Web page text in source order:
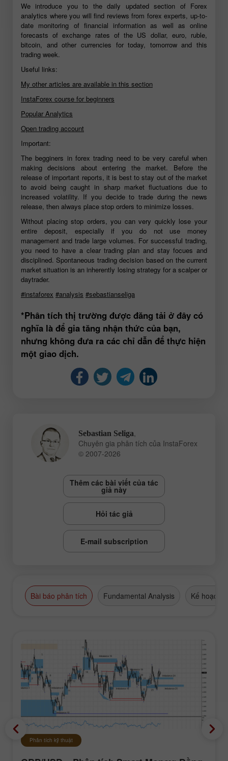
We introduce you to the daily updated section of Forex
analytics where you will find reviews from forex experts, up-to-
date monitoring of financial information as well as online
forecasts of exchange rates of the US dollar, euro, ruble,
bitcoin, and other currencies for today, tomorrow and this
trading week.
Useful links:
My other articles are available in this section
InstaForex course for beginners
Popular Analytics
Open trading account
Important:
The begginers in forex trading need to be very careful when
making decisions about entering the market. Before the
release of important reports, it is best to stay out of the market
to avoid being caught in sharp market fluctuations due to
increased volatility. If you decide to trade during the news
release, then always place stop orders to minimize losses.
Without placing stop orders, you can very quickly lose your
entire deposit, especially if you do not use money
management and trade large volumes. For successful trading,
you need to have a clear trading plan and stay focues and
disciplined. Spontaneous trading decision based on the current
market situation is an inherently losing strategy for a scalper or
daytrader.
#instaforex #analysis #sebastianseliga
*Phân tích thị trường được đăng tải ở đây có
nghĩa là để gia tăng nhận thức của bạn,
nhưng không đưa ra các chỉ dẫn để thực hiện
một giao dịch.
Sebastian Seliga
Chuyên gia phân tích của InstaForex
© 2007-2026
Thêm các bài viết của tác
giả này
Hỏi tác giả
E-mail subscription
Bài báo phân tích Fundamental Analysis Kế hoạch
Phân tích kỹ thuật